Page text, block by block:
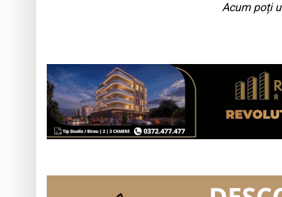
Acum poți